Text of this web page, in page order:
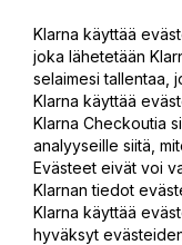
Klarna käyttää
joka lähetetään
selaimesi tallentaa,
Klarna käyttää
Klarna Checkoutia
analyyseille siitä,
Evästeet eivät voi
Klarnan tiedot
Klarna käyttää
hyväksyt